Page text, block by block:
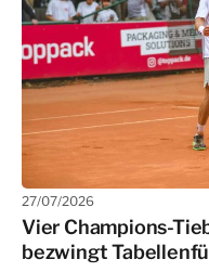
27/07/2026
Vier Champions-
bezwingt